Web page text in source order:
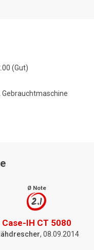
(Gut)
Gebrauchtmaschine
Ø Note
2.1
Case-IH CT 5080
, 08.09.2014